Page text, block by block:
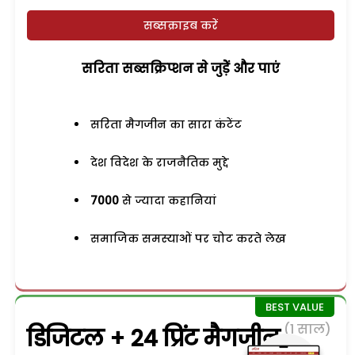
सब्सक्राइब करें
सरिता सब्सक्रिप्शन से जुड़ेें और पाएं
सरिता मैगजीन का सारा कंटेंट
देश विदेश के राजनैतिक मुद्दे
7000 से ज्यादा कहानियां
समाजिक समस्याओं पर चोट करते लेख
डिजिटल + 24 प्रिंट मैगजीन (1 साल)